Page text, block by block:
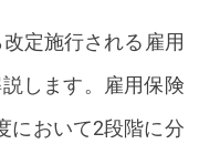
定施行される雇用
します。雇用保険
において2段階に分